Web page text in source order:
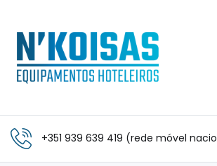
+351 939 639 419 (rede móvel